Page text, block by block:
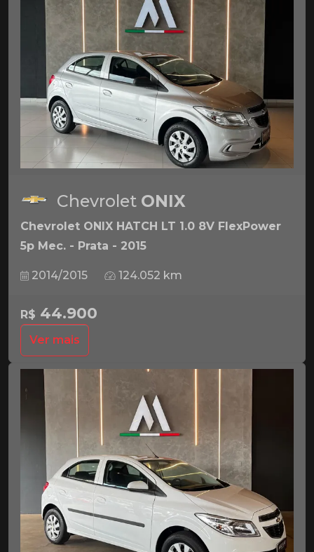
Chevrolet ONIX
Chevrolet ONIX HATCH LT 1.0 8V FlexPower
5p Mec. - Prata - 2015
2014/2015 124.052 km
R$ 44.900
Ver mais